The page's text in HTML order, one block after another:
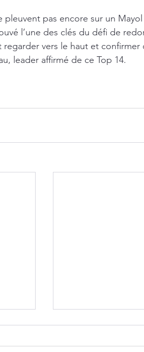
pleuvent pas encore sur un
l’une des clés du défi de
regarder vers le haut et
leader affirmé de ce Top 14.